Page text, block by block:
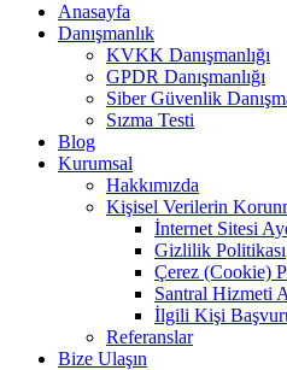
Anasayfa
Danışmanlık
KVKK Danışmanlığı
GPDR Danışmanlığı
Siber Güvenlik
Sızma Testi
Blog
Kurumsal
Hakkımızda
Kişisel Verilerin
İnternet Sitesi
Gizlilik Politikası
Çerez (Cookie)
Santral Hizmeti
İlgili Kişi
Referanslar
Bize Ulaşın